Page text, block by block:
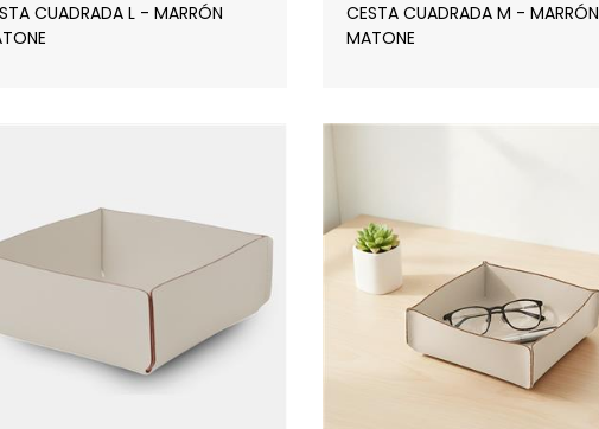
CUADRADA L - MARRÓN
CESTA CUADRADA M - MARRÓN
MATONE